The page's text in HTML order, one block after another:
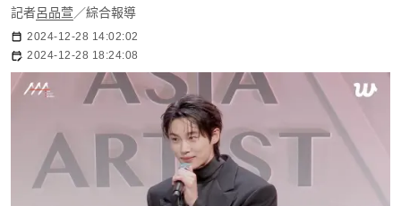
記者呂品萱／綜合報導
2024-12-28 14:02:02
2024-12-28 18:24:08